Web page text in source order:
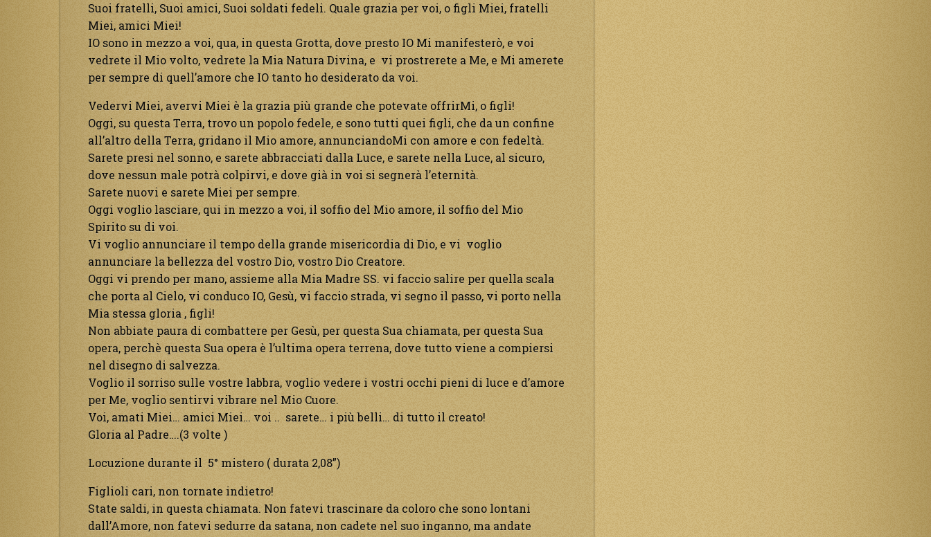
Suoi fratelli, Suoi amici, Suoi soldati fedeli. Quale grazia per voi, o figli Miei, fratelli
Miei, amici Miei!
IO sono in mezzo a voi, qua, in questa Grotta, dove presto IO Mi manifesterò, e voi
vedrete il Mio volto, vedrete la Mia Natura Divina, e vi prostrerete a Me, e Mi amerete
per sempre di quell’amore che IO tanto ho desiderato da voi.
Vedervi Miei, avervi Miei è la grazia più grande che potevate offrirMi, o figli!
Oggi, su questa Terra, trovo un popolo fedele, e sono tutti quei figli, che da un confine
all’altro della Terra, gridano il Mio amore, annunciandoMi con amore e con fedeltà.
Sarete presi nel sonno, e sarete abbracciati dalla Luce, e sarete nella Luce, al sicuro,
dove nessun male potrà colpirvi, e dove già in voi si segnerà l’eternità.
Sarete nuovi e sarete Miei per sempre.
Oggi voglio lasciare, qui in mezzo a voi, il soffio del Mio amore, il soffio del Mio
Spirito su di voi.
Vi voglio annunciare il tempo della grande misericordia di Dio, e vi voglio
annunciare la bellezza del vostro Dio, vostro Dio Creatore.
Oggi vi prendo per mano, assieme alla Mia Madre SS. vi faccio salire per quella scala
che porta al Cielo, vi conduco IO, Gesù, vi faccio strada, vi segno il passo, vi porto nella
Mia stessa gloria , figli!
Non abbiate paura di combattere per Gesù, per questa Sua chiamata, per questa Sua
opera, perchè questa Sua opera è l’ultima opera terrena, dove tutto viene a compiersi
nel disegno di salvezza.
Voglio il sorriso sulle vostre labbra, voglio vedere i vostri occhi pieni di luce e d’amore
per Me, voglio sentirvi vibrare nel Mio Cuore.
Voi, amati Miei… amici Miei… voi .. sarete… i più belli… di tutto il creato!
Gloria al Padre….(3 volte )
Locuzione durante il 5° mistero ( durata 2,08”)
Figlioli cari, non tornate indietro!
State saldi, in questa chiamata. Non fatevi trascinare da coloro che sono lontani
dall’Amore, non fatevi sedurre da satana, non cadete nel suo inganno, ma andate